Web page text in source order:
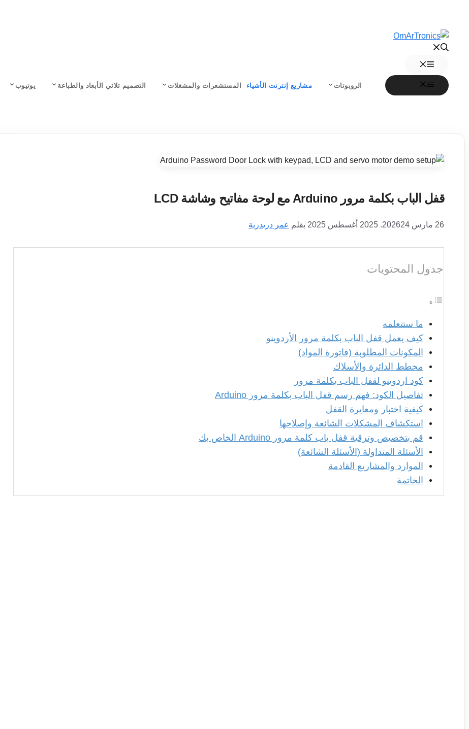
الروبوتات مشاريع إنترنت الأشياء المستشعرات والمشغلات التصميم ثلاثي الأبعاد والطباعة يوتيوب
قفل الباب بكلمة مرور Arduino مع لوحة مفاتيح وشاشة LCD
26 مارس 2026 24. 2025 أغسطس 2025 بقلم عمر دريدرية
جدول المحتويات
ما ستتعلمه
كيف يعمل قفل الباب بكلمة مرور الأردوينو
المكونات المطلوبة (فاتورة المواد)
مخطط الدائرة والأسلاك
كود اردوينو لقفل الباب بكلمة مرور
تفاصيل الكود: فهم رسم قفل الباب بكلمة مرور Arduino
كيفية اختبار ومعايرة القفل
استكشاف المشكلات الشائعة وإصلاحها
قم بتخصيص وترقية قفل باب كلمة مرور Arduino الخاص بك
الأسئلة المتداولة (الأسئلة الشائعة)
الموارد والمشاريع القادمة
الخاتمة